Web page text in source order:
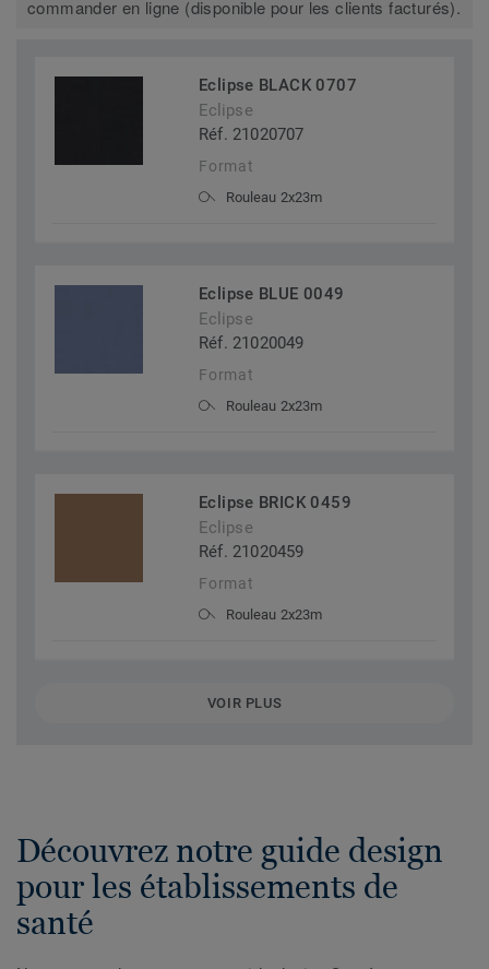
commander en ligne (disponible pour les clients facturés).
Eclipse BLACK 0707
Eclipse
Réf. 21020707
Format
Rouleau 2x23m
Eclipse BLUE 0049
Eclipse
Réf. 21020049
Format
Rouleau 2x23m
Eclipse BRICK 0459
Eclipse
Réf. 21020459
Format
Rouleau 2x23m
VOIR PLUS
Découvrez notre guide design
pour les établissements de
santé